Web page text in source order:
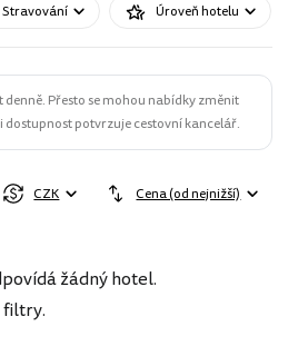
Stravování Úroveň hotelu
Přesto se mohou nabídky změnit
potvrzuje cestovní kancelář.
CZK Cena (od nejnižší)
žádný hotel.
filtry.